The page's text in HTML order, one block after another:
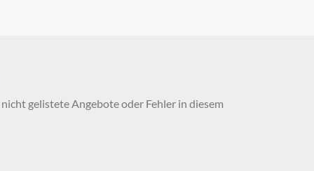
gelistete Angebote oder Fehler in diesem